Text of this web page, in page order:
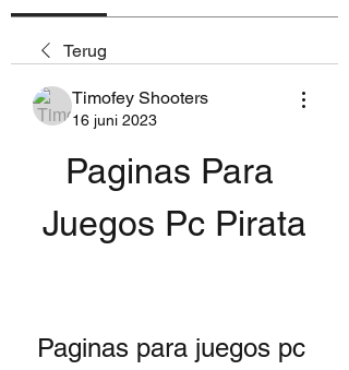
Terug
Timofey Shooters
16 juni 2023
Paginas Para
Juegos Pc Pirata
Paginas para juegos pc